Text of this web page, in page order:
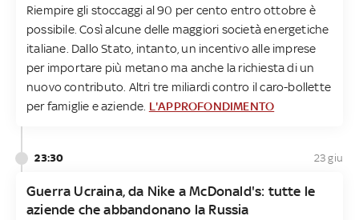
Riempire gli stoccaggi al 90 per cento entro ottobre è
possibile. Così alcune delle maggiori società energetiche
italiane. Dallo Stato, intanto, un incentivo alle imprese
per importare più metano ma anche la richiesta di un
nuovo contributo. Altri tre miliardi contro il caro-bollette
per famiglie e aziende. L'APPROFONDIMENTO
23:30 23 giu
Guerra Ucraina, da Nike a McDonald's: tutte le
aziende che abbandonano la Russia